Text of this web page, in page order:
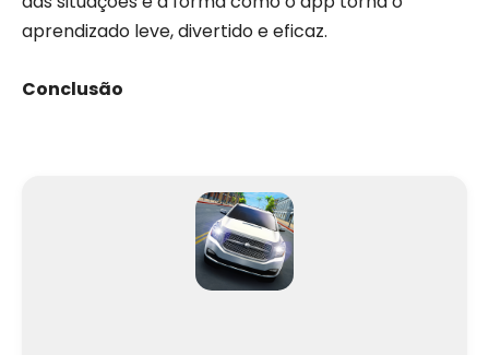
aprendizado leve, divertido e eficaz.
Conclusão